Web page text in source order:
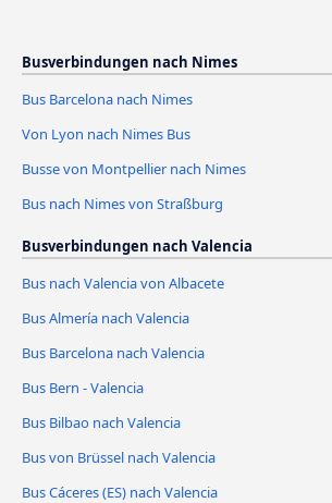
Busverbindungen nach Nimes
Bus Barcelona nach Nimes
Von Lyon nach Nimes Bus
Busse von Montpellier nach Nimes
Bus nach Nimes von Straßburg
Busverbindungen nach Valencia
Bus nach Valencia von Albacete
Bus Almería nach Valencia
Bus Barcelona nach Valencia
Bus Bern - Valencia
Bus Bilbao nach Valencia
Bus von Brüssel nach Valencia
Bus Cáceres‎‎ (ES) nach Valencia